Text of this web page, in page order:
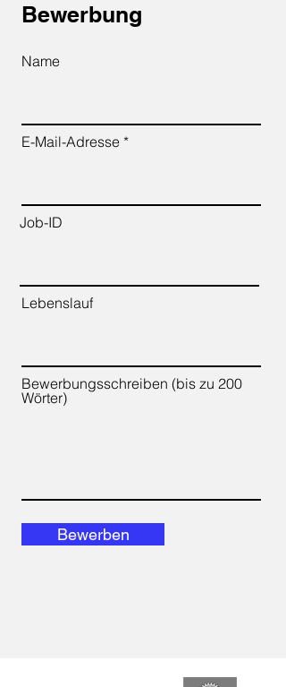
Bewerbung
Name
E-Mail-Adresse
Job-ID
Lebenslauf
Bewerbungsschreiben (bis zu 200
Wörter)
Bewerben